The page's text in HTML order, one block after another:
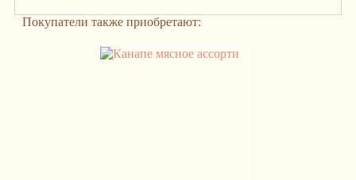
Покупатели также приобретают: